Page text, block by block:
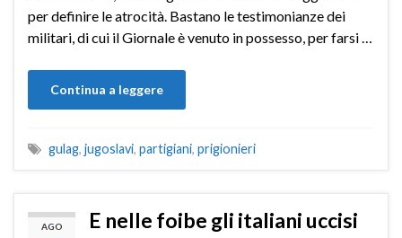
per definire le atrocità. Bastano le testimonianze dei
militari, di cui il Giornale è venuto in possesso, per farsi …
Continua a leggere
gulag, jugoslavi, partigiani, prigionieri
AGO
E nelle foibe gli italiani uccisi